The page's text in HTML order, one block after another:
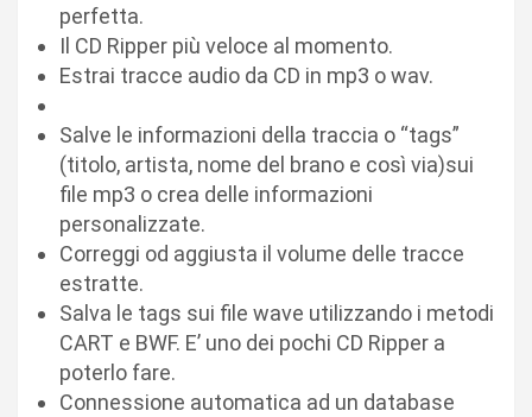
perfetta.
Il CD Ripper più veloce al momento.
Estrai tracce audio da CD in mp3 o wav.
Salve le informazioni della traccia o “tags”
(titolo, artista, nome del brano e così via)sui
file mp3 o crea delle informazioni
personalizzate.
Correggi od aggiusta il volume delle tracce
estratte.
Salva le tags sui file wave utilizzando i metodi
CART e BWF. E’ uno dei pochi CD Ripper a
poterlo fare.
Connessione automatica ad un database